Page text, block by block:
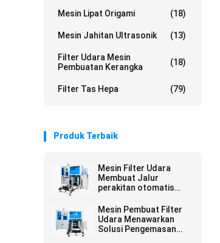
Mesin Lipat Origami (18)
Mesin Jahitan Ultrasonik (13)
Filter Udara Mesin
Pembuatan Kerangka
(18)
Filter Tas Hepa (79)
Produk Terbaik
Mesin Filter Udara
Membuat Jalur
perakitan otomatis
Omron untuk
kecepatan tinggi dan
operasi tanpa awak
Mesin Pembuat Filter
Udara Menawarkan
Solusi Pengemasan